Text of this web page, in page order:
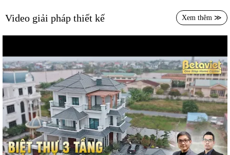
Video giải pháp thiết kế Xem thêm ≫